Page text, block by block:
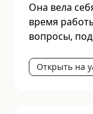
Она вела
время
вопросы,
Открыть на